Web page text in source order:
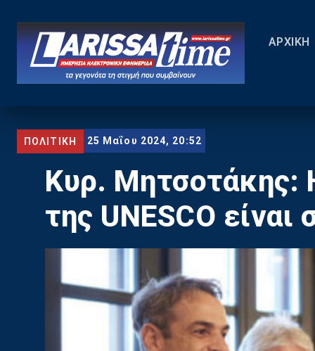
ΑΡΧΙΚΗ
ΠΟΛΙΤΙΚΗ 25 Μαΐου 2024, 20:52
Κυρ. Μητσοτάκης:
της UNESCO